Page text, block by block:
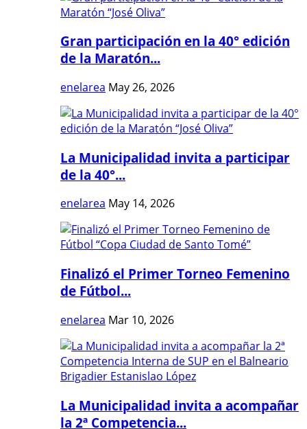
Gran participación en la 40° edición
de la Maratón...
enelarea May 26, 2026
La Municipalidad invita a participar
de la 40°...
enelarea May 14, 2026
Finalizó el Primer Torneo Femenino
de Fútbol...
enelarea Mar 10, 2026
La Municipalidad invita a acompañar
la 2ª Competencia...